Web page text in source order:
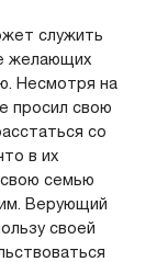
служить
желающих
Несмотря на
просил свою
со
в их
семью
Верующий
своей